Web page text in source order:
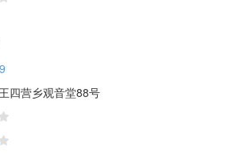
四营乡观音堂88号